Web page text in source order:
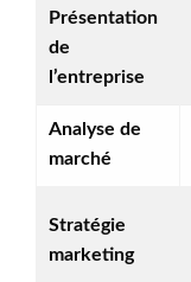
Présentation
de
l’entreprise
Analyse de
marché
Stratégie
marketing